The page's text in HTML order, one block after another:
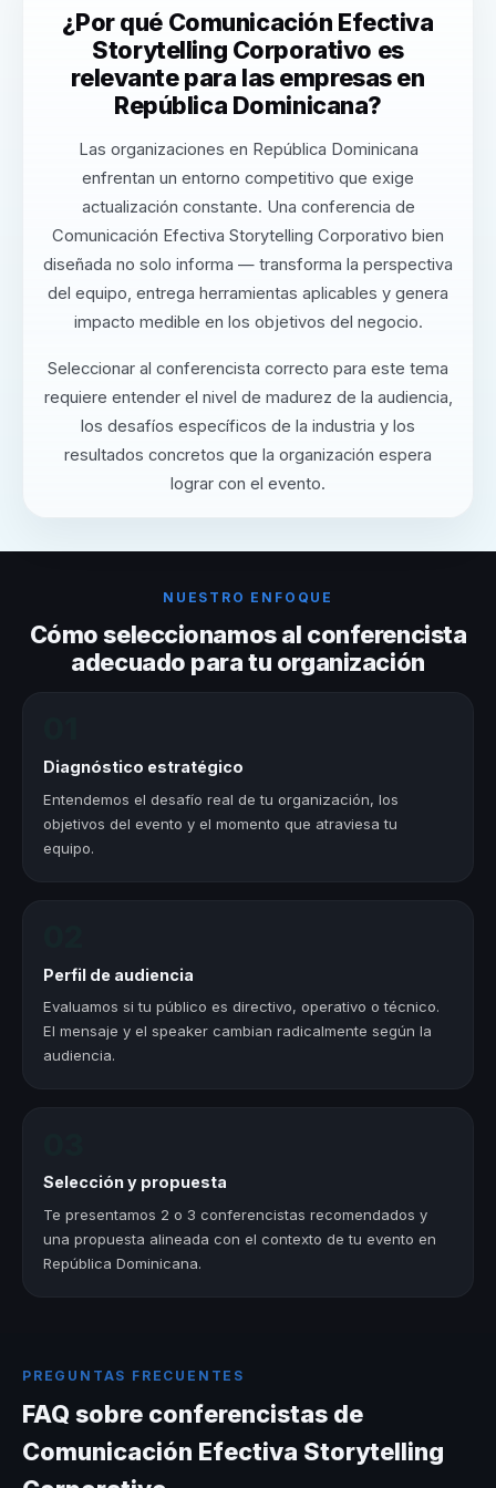
¿Por qué Comunicación Efectiva
Storytelling Corporativo es
relevante para las empresas en
República Dominicana?
Las organizaciones en República Dominicana
enfrentan un entorno competitivo que exige
actualización constante. Una conferencia de
Comunicación Efectiva Storytelling Corporativo bien
diseñada no solo informa — transforma la perspectiva
del equipo, entrega herramientas aplicables y genera
impacto medible en los objetivos del negocio.
Seleccionar al conferencista correcto para este tema
requiere entender el nivel de madurez de la audiencia,
los desafíos específicos de la industria y los
resultados concretos que la organización espera
lograr con el evento.
NUESTRO ENFOQUE
Cómo seleccionamos al conferencista
adecuado para tu organización
Diagnóstico estratégico
Entendemos el desafío real de tu organización, los
objetivos del evento y el momento que atraviesa tu
equipo.
Perfil de audiencia
Evaluamos si tu público es directivo, operativo o técnico.
El mensaje y el speaker cambian radicalmente según la
audiencia.
Selección y propuesta
Te presentamos 2 o 3 conferencistas recomendados y
una propuesta alineada con el contexto de tu evento en
República Dominicana.
PREGUNTAS FRECUENTES
FAQ sobre conferencistas de
Comunicación Efectiva Storytelling